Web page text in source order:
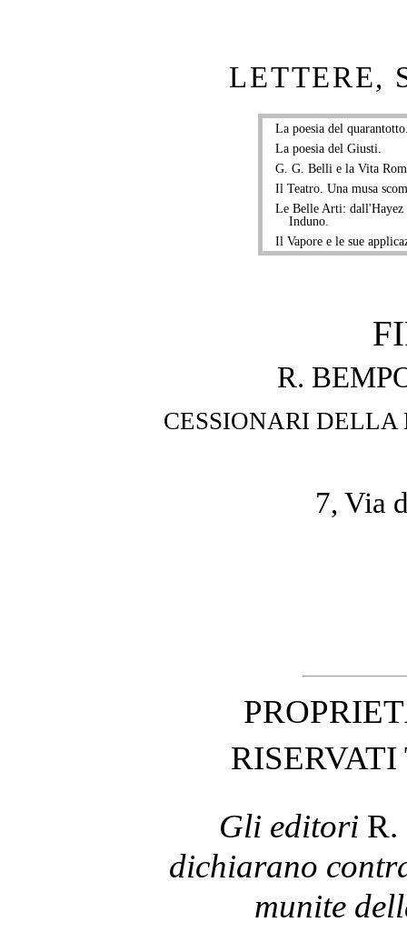
LETTERE,
La poesia del
La poesia del Giusti.
G. G. Belli e la Vita
Il Teatro. Una musa
Le Belle Arti:
Induno.
Il Vapore e le sue
R.
CESSIONARI
7, Via
Gli editori
dichiarano
munite